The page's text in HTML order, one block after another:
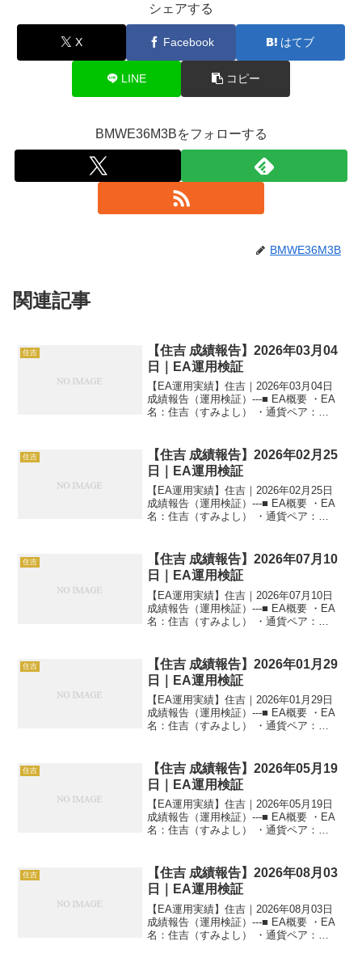
シェアする
X Facebook はてブ
LINE コピー
BMWE36M3Bをフォローする
BMWE36M3B
関連記事
住吉
【住吉 成績報告】2026年03月04
日｜EA運用検証
【EA運用実績】住吉｜2026年03月04日
成績報告（運用検証）---■ EA概要 ・EA
名：住吉（すみよし） ・通貨ペア：
稼働 ---■ 本日の運用成...
住吉
【住吉 成績報告】2026年02月25
日｜EA運用検証
【EA運用実績】住吉｜2026年02月25日
成績報告（運用検証）---■ EA概要 ・EA
名：住吉（すみよし） ・通貨ペア：
稼働 ---■ 本日の運用成...
住吉
【住吉 成績報告】2026年07月10
日｜EA運用検証
【EA運用実績】住吉｜2026年07月10日
成績報告（運用検証）---■ EA概要 ・EA
名：住吉（すみよし） ・通貨ペア：
稼働 ---■ 本日の運用成...
住吉
【住吉 成績報告】2026年01月29
日｜EA運用検証
【EA運用実績】住吉｜2026年01月29日
成績報告（運用検証）---■ EA概要 ・EA
名：住吉（すみよし） ・通貨ペア：
稼働 ---■ 本日の運用成...
住吉
【住吉 成績報告】2026年05月19
日｜EA運用検証
【EA運用実績】住吉｜2026年05月19日
成績報告（運用検証）---■ EA概要 ・EA
名：住吉（すみよし） ・通貨ペア：
稼働 ---■ 本日の運用成...
住吉
【住吉 成績報告】2026年08月03
日｜EA運用検証
【EA運用実績】住吉｜2026年08月03日
成績報告（運用検証）---■ EA概要 ・EA
名：住吉（すみよし） ・通貨ペア：